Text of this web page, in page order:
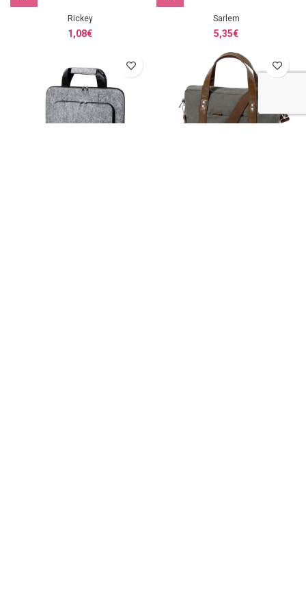
Rickey
1,08€
Sarlem
5,35€